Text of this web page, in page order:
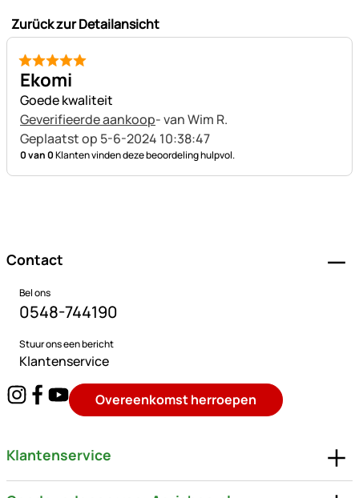
Zurück zur Detailansicht
5 van 5
Ekomi
Goede kwaliteit
Geverifieerde aankoop- van Wim R.
Geplaatst op 5-6-2024 10:38:47
0 van 0Klanten vinden deze beoordeling hulpvol.
Contact
Bel ons
0548-744190
Stuur ons een bericht
Klantenservice
Overeenkomst herroepen
Klantenservice